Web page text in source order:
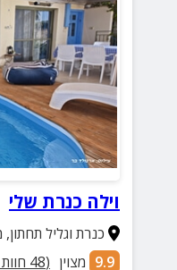
וילה כנרת שלי
כנרת וגליל תחתון,
9.9 מצוין (
48